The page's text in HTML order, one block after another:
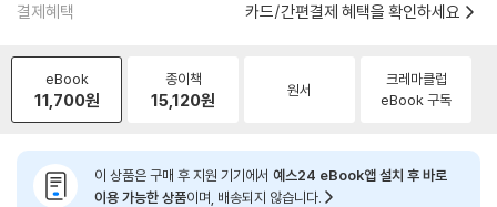
결제혜택 카드/간편결제 혜택을 확인하세요
eBook
11,700원
종이책
15,120원 원서
크레마클럽
eBook 구독
이 상품은 구매 후 지원 기기에서 예스24 eBook앱 설치 후 바로
이용 가능한 상품이며, 배송되지 않습니다.